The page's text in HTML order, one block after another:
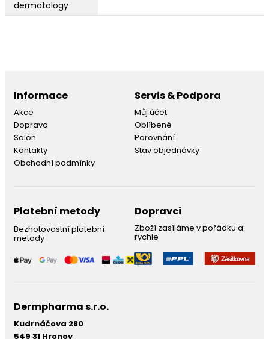
dermatology
Informace
Akce
Doprava
Salón
Kontakty
Obchodní podmínky
Servis & Podpora
Můj účet
Oblíbené
Porovnání
Stav objednávky
Platební metody
Bezhotovostní platební
metody
Dopravci
Zboží zasíláme v pořádku a
rychle
Dermpharma s.r.o.
Kudrnáčova 280
549 31 Hronov